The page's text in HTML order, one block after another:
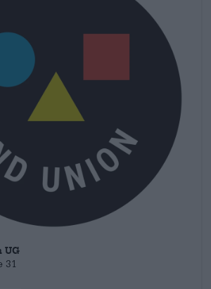
ja maanläheisyys: JA UNION
minimalistista olutta ilman röyhelöitä.
mestarillisesti valmistetuista
kumppanipanimoiden rikkaasta
ja brändin vakaasta konseptista.
UG
31